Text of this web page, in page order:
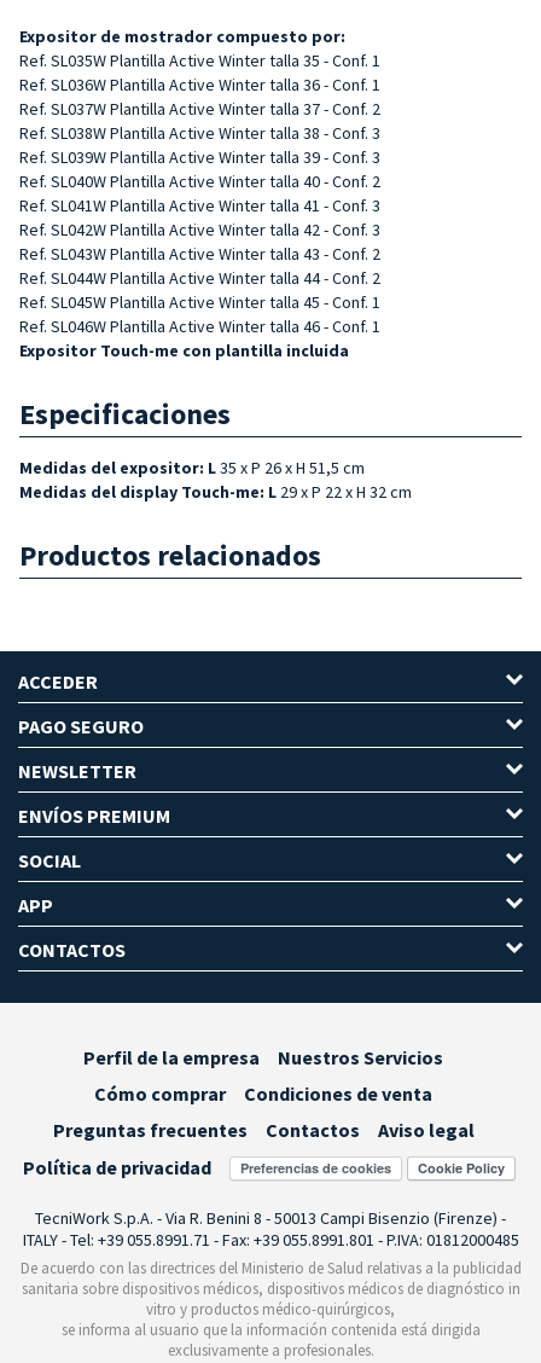
Expositor de mostrador compuesto por:
Ref. SL035W Plantilla Active Winter talla 35 - Conf. 1
Ref. SL036W Plantilla Active Winter talla 36 - Conf. 1
Ref. SL037W Plantilla Active Winter talla 37 - Conf. 2
Ref. SL038W Plantilla Active Winter talla 38 - Conf. 3
Ref. SL039W Plantilla Active Winter talla 39 - Conf. 3
Ref. SL040W Plantilla Active Winter talla 40 - Conf. 2
Ref. SL041W Plantilla Active Winter talla 41 - Conf. 3
Ref. SL042W Plantilla Active Winter talla 42 - Conf. 3
Ref. SL043W Plantilla Active Winter talla 43 - Conf. 2
Ref. SL044W Plantilla Active Winter talla 44 - Conf. 2
Ref. SL045W Plantilla Active Winter talla 45 - Conf. 1
Ref. SL046W Plantilla Active Winter talla 46 - Conf. 1
Expositor Touch-me con plantilla incluida
Especificaciones
Medidas del expositor: L35 x P 26 x H 51,5 cm
Medidas del display Touch-me: L 29 x P 22 x H 32 cm
Productos relacionados
ACCEDER
PAGO SEGURO
NEWSLETTER
ENVÍOS PREMIUM
SOCIAL
APP
CONTACTOS
Perfil de la empresa
Nuestros Servicios
Cómo comprar
Condiciones de venta
Preguntas frecuentes
Contactos
Aviso legal
Política de privacidad
Preferencias de cookies
TecniWork S.p.A. - Via R. Benini 8 - 50013 Campi Bisenzio (Firenze) -
ITALY - Tel: +39 055.8991.71 - Fax: +39 055.8991.801 - P.IVA: 01812000485
De acuerdo con las directrices del Ministerio de Salud relativas a la publicidad
sanitaria sobre dispositivos médicos, dispositivos médicos de diagnóstico in
vitro y productos médico-quirúrgicos,
se informa al usuario que la información contenida está dirigida
exclusivamente a profesionales.